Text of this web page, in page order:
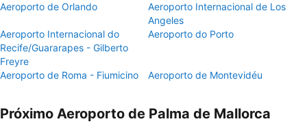
Aeroporto de Orlando
Aeroporto Internacional de Los
Angeles
Aeroporto Internacional do
Recife/Guararapes - Gilberto
Freyre
Aeroporto do Porto
Aeroporto de Roma - Fiumicino Aeroporto de Montevidéu
Próximo Aeroporto de Palma de Mallorca